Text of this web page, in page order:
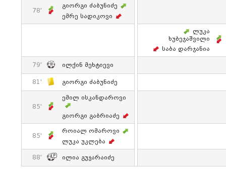
78'
Გიორგი Ძაბუნიძე
Ემრე Სადიკოვი
Ლუკა
Ხუბეჯაშვილი
Საბა Დარჯანია
79' Ილქინ Მეხტიევი
81' Გიორგი Ძაბუნიძე
85'
Ემილ Ისკანდაროვი
Გიორგი Გაბრიაძე
85'
Როიალ Ომაროვი
Ლუკა Უკლება
88' Ილია Გუჯარაიძე